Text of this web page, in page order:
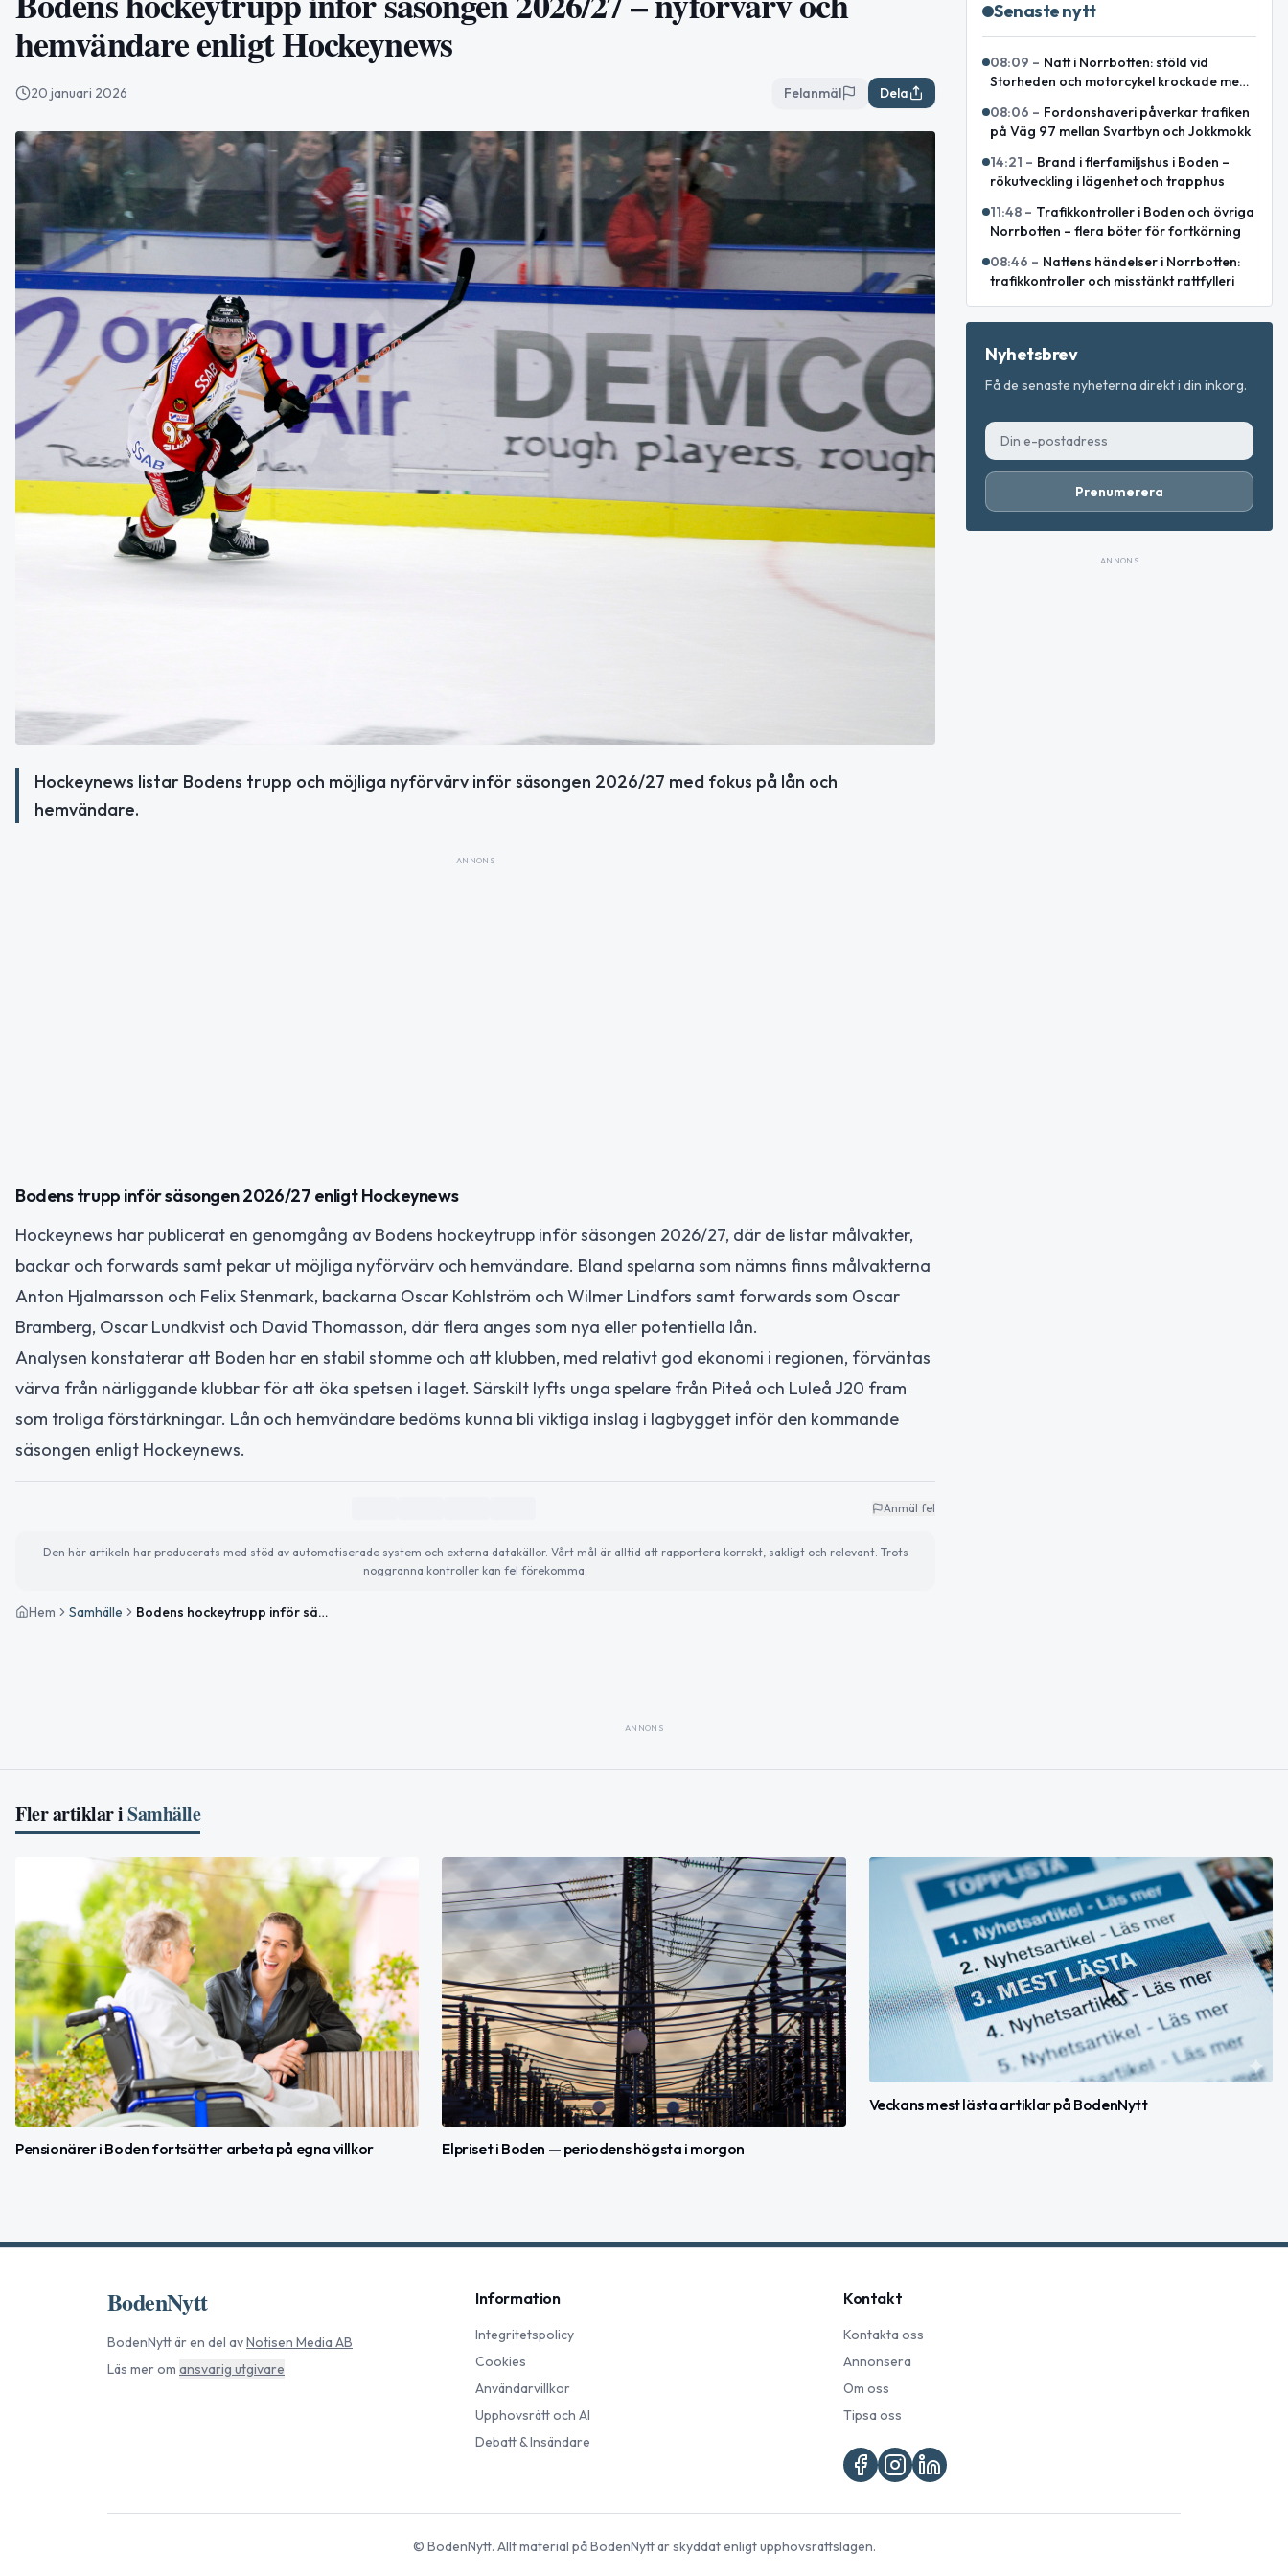
hemvändare enligt Hockeynews
20 januari 2026 Felanmäl Dela
Hockeynews listar Bodens trupp och möjliga nyförvärv inför säsongen 2026/27 med fokus på lån och
hemvändare.
ANNONS
Bodens trupp inför säsongen 2026/27 enligt Hockeynews
Hockeynews har publicerat en genomgång av Bodens hockeytrupp inför säsongen 2026/27, där de listar målvakter,
backar och forwards samt pekar ut möjliga nyförvärv och hemvändare. Bland spelarna som nämns finns målvakterna
Anton Hjalmarsson och Felix Stenmark, backarna Oscar Kohlström och Wilmer Lindfors samt forwards som Oscar
Bramberg, Oscar Lundkvist och David Thomasson, där flera anges som nya eller potentiella lån.
Analysen konstaterar att Boden har en stabil stomme och att klubben, med relativt god ekonomi i regionen, förväntas
värva från närliggande klubbar för att öka spetsen i laget. Särskilt lyfts unga spelare från Piteå och Luleå J20 fram
som troliga förstärkningar. Lån och hemvändare bedöms kunna bli viktiga inslag i lagbygget inför den kommande
säsongen enligt Hockeynews.
Anmäl fel
Den här artikeln har producerats med stöd av automatiserade system och externa datakällor. Vårt mål är alltid att rapportera korrekt, sakligt och relevant. Trots
noggranna kontroller kan fel förekomma.
Hem Samhälle Bodens hockeytrupp inför säsongen 2026/27 – nyförvärv och hemvändare enligt Hockeynews
Senaste nytt
08:09 – Natt i Norrbotten: stöld vid
Storheden och motorcykel krockade med
08:06 – Fordonshaveri påverkar trafiken
på Väg 97 mellan Svartbyn och Jokkmokk
14:21 – Brand i flerfamiljshus i Boden –
rökutveckling i lägenhet och trapphus
11:48 – Trafikkontroller i Boden och övriga
Norrbotten – flera böter för fortkörning
08:46 – Nattens händelser i Norrbotten:
trafikkontroller och misstänkt rattfylleri
Nyhetsbrev
Få de senaste nyheterna direkt i din inkorg.
Prenumerera
ANNONS
ANNONS
Fler artiklar iSamhälle
Pensionärer i Boden fortsätter arbeta på egna villkor Elpriset i Boden — periodens högsta i morgon
Veckans mest lästa artiklar på BodenNytt
BodenNytt
BodenNyttär en del avNotisen Media AB
Läs mer om ansvarig utgivare
Information
Integritetspolicy
Cookies
Användarvillkor
Upphovsrätt och AI
Debatt & Insändare
Kontakt
Kontakta oss
Annonsera
Om oss
Tipsa oss
© BodenNytt. Allt material påBodenNyttär skyddat enligt upphovsrättslagen.